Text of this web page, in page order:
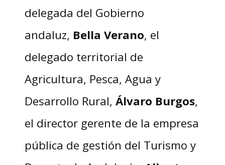
delegada del Gobierno
andaluz, Bella Verano, el
delegado territorial de
Agricultura, Pesca, Agua y
Desarrollo Rural, Álvaro Burgos,
el director gerente de la empresa
pública de gestión del Turismo y